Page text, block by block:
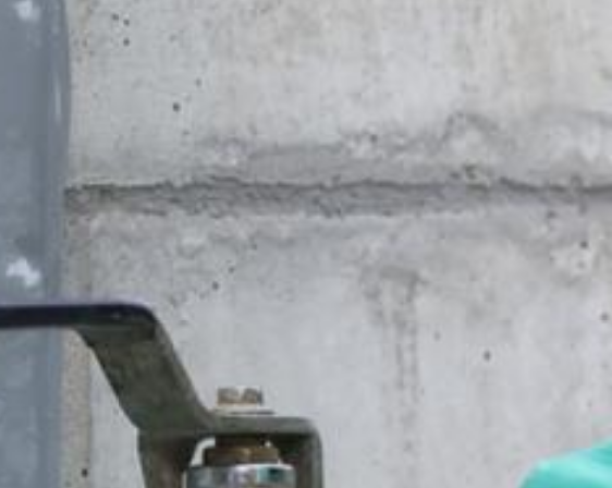
softwaru; upozorňujeme však na to, že v takom
stránky. Okrem toho môžete zabrániť evidovaniu
stránky (vrátene Vašej IP-adresy) pre Google,
a nainštalujete prehliadačový plugin, ktorý je
evidovaniu Vašich údajov. Osadí sa Opt-Out-
v prehlásení o ochrane údajov Google:
Analytics v plnej miere presadzujeme prísne
Prevádzkovateľom stránok je YouTube, LLC, 901